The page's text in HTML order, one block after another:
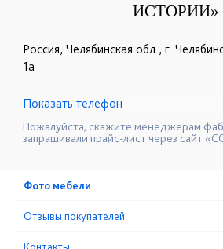
ИСТОРИИ»
Россия, Челябинская обл., г.
1а
☎+7 (351) 777-13-99
Показать телефон
Пожалуйста, скажите менеджерам
запрашивали прайс-лист через сайт
Фото мебели
Отзывы покупателей